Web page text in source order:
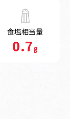
食塩相当量
0.7g